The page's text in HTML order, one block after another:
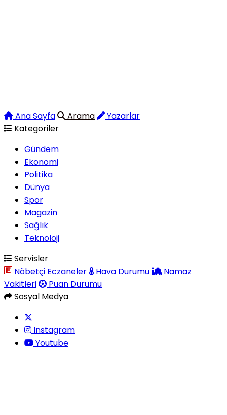
Ana Sayfa Arama
Yazarlar
Kategoriler
Gündem
Ekonomi
Politika
Dünya
Spor
Magazin
Sağlık
Teknoloji
Servisler
Nöbetçi Eczaneler
Hava Durumu
Namaz
Vakitleri
Puan Durumu
Sosyal Medya
Instagram
Youtube